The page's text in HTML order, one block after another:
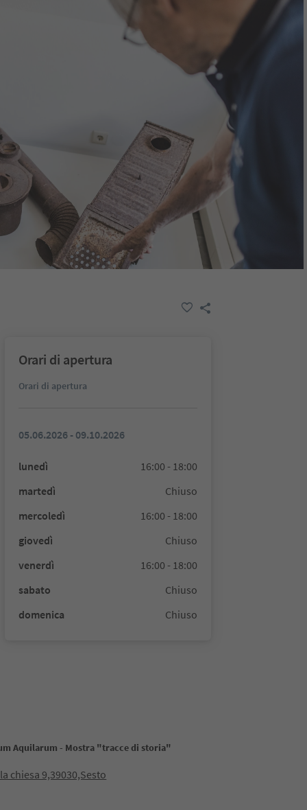
Orari di apertura
Orari di apertura
05.06.2026 - 09.10.2026
lunedì
16:00 - 18:00
martedì
Chiuso
mercoledì
16:00 - 18:00
giovedì
Chiuso
venerdì
16:00 - 18:00
sabato
Chiuso
domenica
Chiuso
Aquilarum - Mostra "tracce di storia"
chiesa 9,39030,Sesto